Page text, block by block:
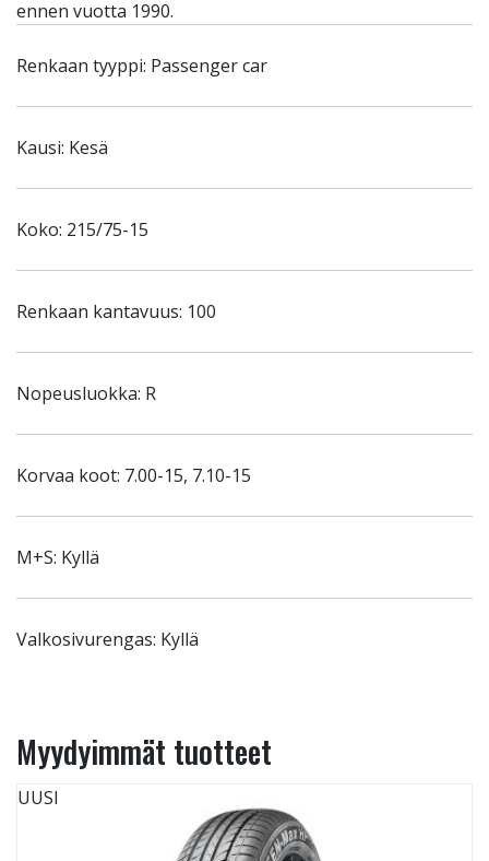
ennen vuotta 1990.
Renkaan tyyppi: Passenger car
Kausi: Kesä
Koko: 215/75-15
Renkaan kantavuus: 100
Nopeusluokka: R
Korvaa koot: 7.00-15, 7.10-15
M+S: Kyllä
Valkosivurengas: Kyllä
Myydyimmät tuotteet
UUSI